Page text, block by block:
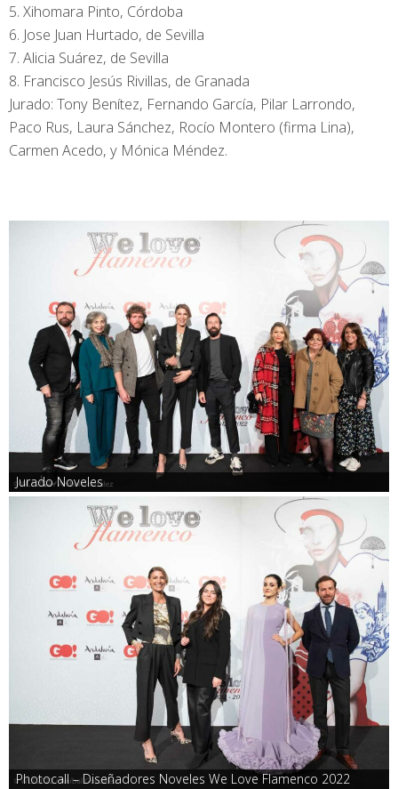
5. Xihomara Pinto, Córdoba
6. Jose Juan Hurtado, de Sevilla
7. Alicia Suárez, de Sevilla
8. Francisco Jesús Rivillas, de Granada
Jurado: Tony Benítez, Fernando García, Pilar Larrondo,
Paco Rus, Laura Sánchez, Rocío Montero (firma Lina),
Carmen Acedo, y Mónica Méndez.
Jurado Noveles
Photocall – Diseñadores Noveles We Love Flamenco 2022